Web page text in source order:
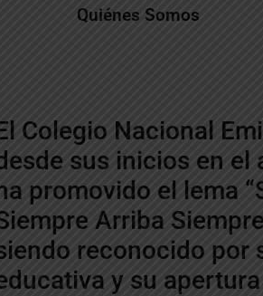
Quiénes Somos
Colegio Nacional
sus inicios en el
promovido el lema
Arriba
reconocido por
y su